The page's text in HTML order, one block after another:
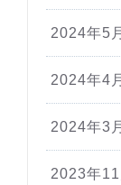
2024年5月
2024年4月
2024年3月
2023年11